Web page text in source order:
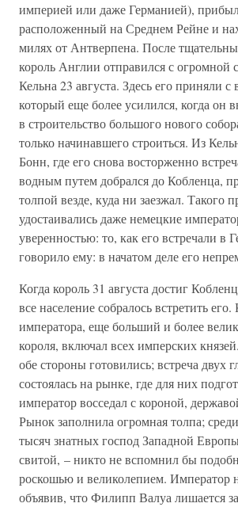
империей или даже Германией),
расположенный на Среднем Рейне и
милях от Антверпена. После
король Англии отправился с огромной
Кельна 23 августа. Здесь его приняли с
который еще более усилился, когда он
в строительство большого нового
только начинавшего строиться. Из
Бонн, где его снова восторженно
водным путем добрался до Кобленца,
толпой везде, куда ни заезжал. Такого
удостаивались даже немецкие
уверенностью: то, как его встречали в
говорило ему: в начатом деле его
Когда король 31 августа достиг
все население собралось встретить
императора, еще больший и более
короля, включал всех имперских
обе стороны готовились; встреча двух
состоялась на рынке, где для них
император восседал с короной,
Рынок заполнила огромная толпа;
тысяч знатных господ Западной
свитой, – никто не вспомнил бы
роскошью и великолепием. Император
объявив, что Филипп Валуа лишается